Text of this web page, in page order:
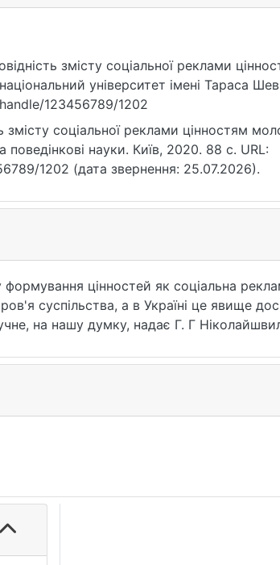
змісту соціальної реклами
університет імені Тараса
123456789/1202
соціальної реклами цінностям
науки. Київ, 2020. 88 с. URL:
1202 (дата звернення: 25.07.2026).
цінностей як соціальна
суспільства, а в Україні це явище
на нашу думку, надає Г. Г
прибутку чи формування/